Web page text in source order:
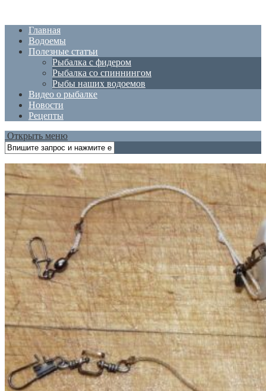
Главная
Водоемы
Полезные статъи
Рыбалка с фидером
Рыбалка со спиннингом
Рыбы наших водоемов
Видео о рыбалке
Новости
Рецепты
Открыть меню